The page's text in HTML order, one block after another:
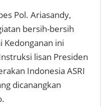
Pol. Ariasandy,
bersih-bersih
Kedonganan ini
lisan Presiden
Indonesia ASRI
dicanangkan